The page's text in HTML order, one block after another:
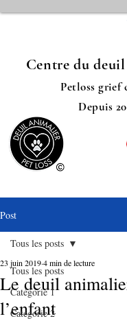
Centre du
Petloss grief
Depuis
Post
Tous les posts
Catégorie 1
Catégorie 2
Tous les posts
Le deuil
l’enfant
23 juin 20194 min de lecture